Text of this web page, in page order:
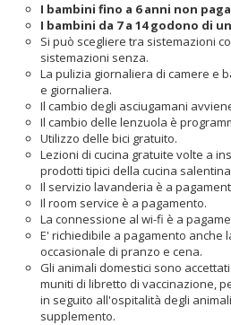
I bambini fino a 6 anni non
I bambini da 7 a 14 godono di
Si può scegliere tra sistemazioni
sistemazioni senza.
La pulizia giornaliera di camere e
e giornaliera.
Il cambio degli asciugamani
Il cambio delle lenzuola è
Utilizzo delle bici gratuito.
Lezioni di cucina gratuite volte a
prodotti tipici della cucina
Il servizio lavanderia è a
Il room service è a pagamento.
La connessione al wi-fi è a
E' richiedibile a pagamento anche
occasionale di pranzo e cena.
Gli animali domestici sono
muniti di libretto di vaccinazione,
in seguito all'ospitalità degli
supplemento.